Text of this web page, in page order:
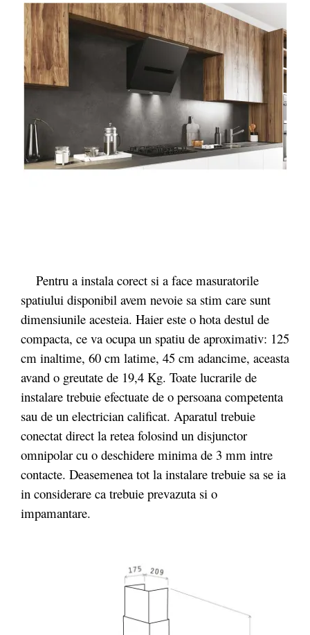
Pentru a instala corect si a face masuratorile
spatiului disponibil avem nevoie sa stim care sunt
dimensiunile acesteia. Haier este o hota destul de
compacta, ce va ocupa un spatiu de aproximativ: 125
cm inaltime, 60 cm latime, 45 cm adancime, aceasta
avand o greutate de 19,4 Kg. Toate lucrarile de
instalare trebuie efectuate de o persoana competenta
sau de un electrician calificat. Aparatul trebuie
conectat direct la retea folosind un disjunctor
omnipolar cu o deschidere minima de 3 mm intre
contacte. Deasemenea tot la instalare trebuie sa se ia
in considerare ca trebuie prevazuta si o
impamantare.